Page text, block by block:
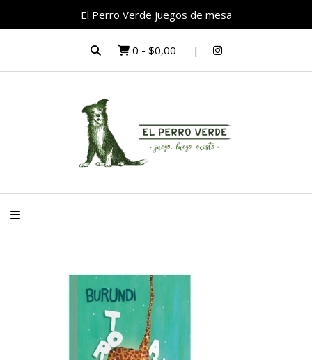
El Perro Verde juegos de mesa
0 - $0,00